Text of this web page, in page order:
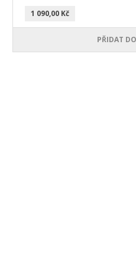
1 090,00 Kč
PŘIDAT